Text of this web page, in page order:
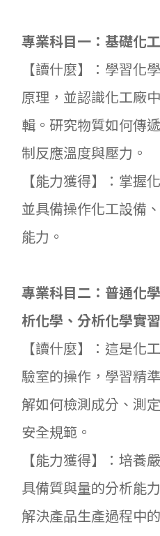
專業科目一：基礎化
【讀什麼】：學習化
原理，並認識化工廠
輯。研究物質如何傳
制反應溫度與壓力。
【能力獲得】：掌握
並具備操作化工設備
能力。
專業科目二：普通化
析化學、分析化學實習
【讀什麼】：這是化
驗室的操作，學習精
解如何檢測成分、測
安全規範。
【能力獲得】：培養
具備質與量的分析能
解決產品生產過程中